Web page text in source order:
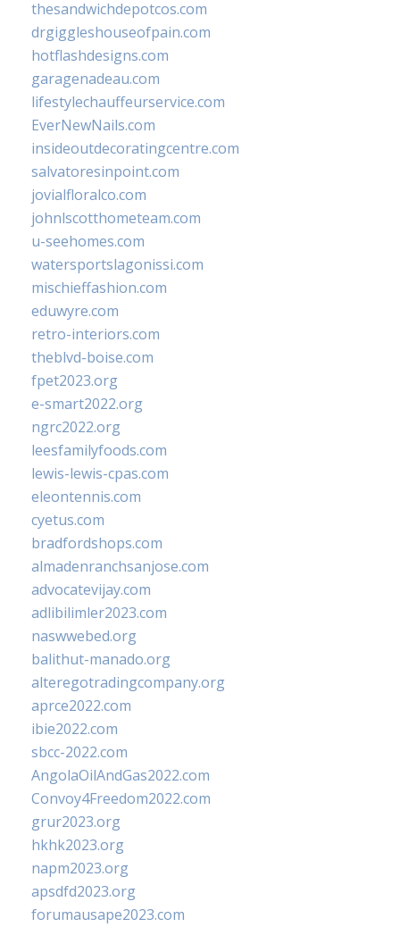
thesandwichdepotcos.com
drgiggleshouseofpain.com
hotflashdesigns.com
garagenadeau.com
lifestylechauffeurservice.com
EverNewNails.com
insideoutdecoratingcentre.com
salvatoresinpoint.com
jovialfloralco.com
johnlscotthometeam.com
u-seehomes.com
watersportslagonissi.com
mischieffashion.com
eduwyre.com
retro-interiors.com
theblvd-boise.com
fpet2023.org
e-smart2022.org
ngrc2022.org
leesfamilyfoods.com
lewis-lewis-cpas.com
eleontennis.com
cyetus.com
bradfordshops.com
almadenranchsanjose.com
advocatevijay.com
adlibilimler2023.com
naswwebed.org
balithut-manado.org
alteregotradingcompany.org
aprce2022.com
ibie2022.com
sbcc-2022.com
AngolaOilAndGas2022.com
Convoy4Freedom2022.com
grur2023.org
hkhk2023.org
napm2023.org
apsdfd2023.org
forumausape2023.com